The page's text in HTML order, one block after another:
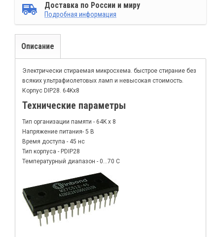
Доставка по России и миру
Подробная информация
Описание
Электрически стираемая микросхема. быстрое стирание без
всяких ультрафиолетовых ламп и невысокая стоимость.
Корпус DIP28. 64Kx8
Технические параметры
Тип организации памяти - 64K x 8
Напряжение питания- 5 В
Время доступа - 45 нс
Тип корпуса - PDIP28
Температурный диапазон - 0…70 C